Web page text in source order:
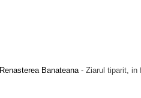
Renasterea Banateana- Ziarul tiparit, in